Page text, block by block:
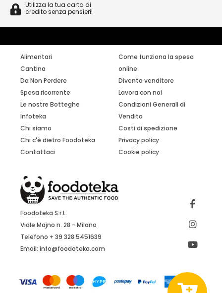
Utilizza la tua carta di
credito senza pensieri!
Alimentari
Cantina
Da Non Perdere
Spesa ricorrente
Le nostre Botteghe
Infoteka
Chi siamo
Chi c'è dietro Foodoteka
Contattaci
Come funziona la spesa
online
Diventa venditore
Lavora con noi
Condizioni Generali di
Vendita
Costi di spedizione
Privacy policy
Cookie policy
Foodoteka S.r.L.
Viale Majno n. 28 - Milano
Telefono + 39 328 5451639
Email:info@foodoteka.com